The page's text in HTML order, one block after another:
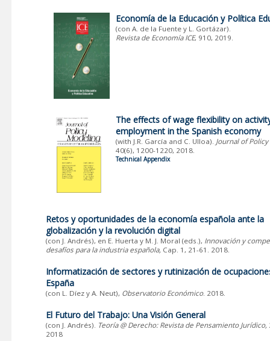
Economía de la Educación y Política
(con A. de la Fuente y L. Gortázar).
Revista de Economía ICE, 910, 2019.
The effects of wage flexibility on
employment in the Spanish economy
(with J.R. García and C. Ulloa). Journal of
40(6), 1200-1220, 2018.
Technical Appendix
Retos y oportunidades de la economía española ante la
globalización y la revolución digital
(con J. Andrés), en E. Huerta y M. J. Moral (eds.), Innovación y
desafíos para la industria española, Cap. 1, 21-61. 2018.
Informatización de sectores y rutinización de
España
(con L. Díez y A. Neut), Observatorio Económico. 2018.
El Futuro del Trabajo: Una Visión General
(con J. Andrés). Teoría @ Derecho: Revista de Pensamiento Jurídico,
2018